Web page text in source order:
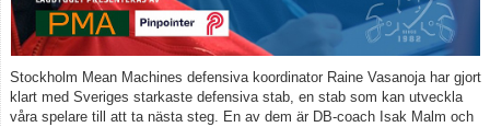
Stockholm Mean Machines defensiva koordinator Raine Vasanoja har gjort
klart med Sveriges starkaste defensiva stab, en stab som kan utveckla
våra spelare till att ta nästa steg. En av dem är DB-coach Isak Malm och